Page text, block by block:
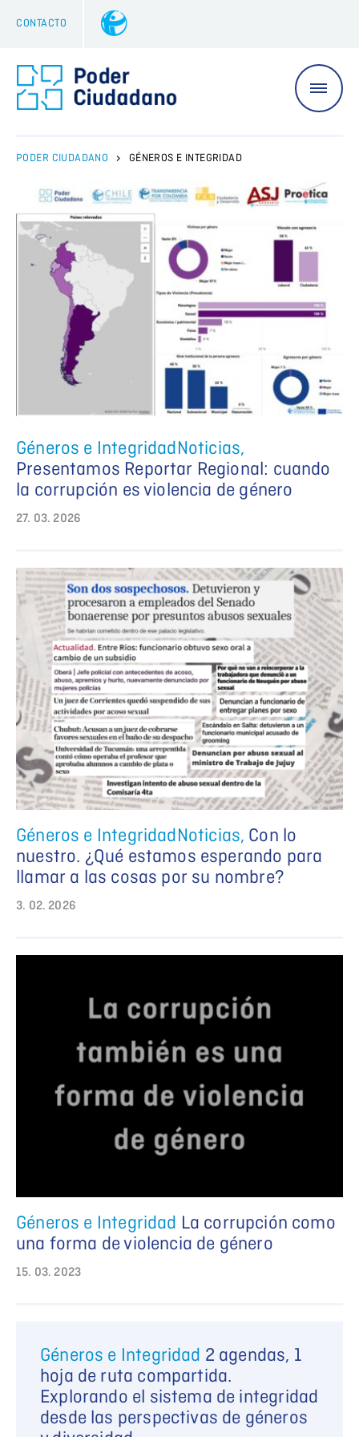
CONTACTO
PODER CIUDADANO > GÉNEROS E INTEGRIDAD
Géneros e Integridad ,
Noticias
Presentamos Reportar Regional: cuando
la corrupción es violencia de género
27. 03. 2026
Géneros e Integridad ,
Noticias Con lo
nuestro. ¿Qué estamos esperando para
llamar a las cosas por su nombre?
3. 02. 2026
Géneros e Integridad La corrupción como
una forma de violencia de género
15. 03. 2023
Géneros e Integridad 2 agendas, 1
hoja de ruta compartida.
Explorando el sistema de integridad
desde las perspectivas de géneros